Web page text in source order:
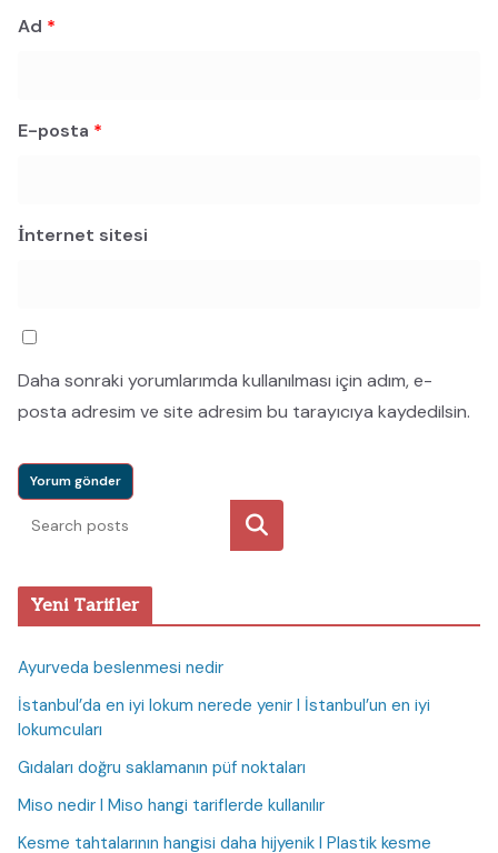
Ad *
E-posta *
İnternet sitesi
Daha sonraki yorumlarımda kullanılması için adım, e-
posta adresim ve site adresim bu tarayıcıya kaydedilsin.
Ara
Yeni Tarifler
Ayurveda beslenmesi nedir
İstanbul’da en iyi lokum nerede yenir I İstanbul’un en iyi
lokumcuları
Gıdaları doğru saklamanın püf noktaları
Miso nedir I Miso hangi tariflerde kullanılır
Kesme tahtalarının hangisi daha hijyenik I Plastik kesme